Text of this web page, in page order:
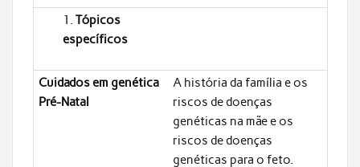
Tópicos
específicos
Cuidados em genética
Pré-Natal
A história da família e os
riscos de doenças
genéticas na mãe e os
riscos de doenças
genéticas para o feto.